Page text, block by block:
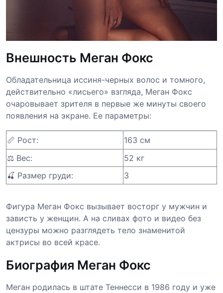
Внешность Меган Фокс
Обладательница иссиня-черных волос и томного,
действительно «лисьего» взгляда, Меган Фокс
очаровывает зрителя в первые же минуты своего
появления на экране. Ее параметры:
📏 Рост:
163 см
⚖️ Вес:
52 кг
🍒 Размер груди:
3
Фигура Меган Фокс вызывает восторг у мужчин и
зависть у женщин. А на сливах фото и видео без
цензуры можно разглядеть тело знаменитой
актрисы во всей красе.
Биография Меган Фокс
Меган родилась в штате Теннесси в 1986 году и уже